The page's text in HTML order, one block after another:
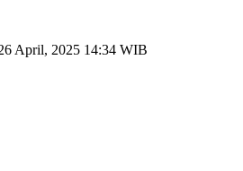
April, 2025 14:34 WIB